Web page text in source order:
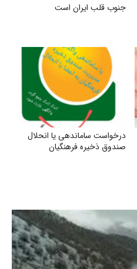
جنوب قلب ایران است
درخواست ساماندهی یا انحلال
صندوق ذخیره فرهنگیان